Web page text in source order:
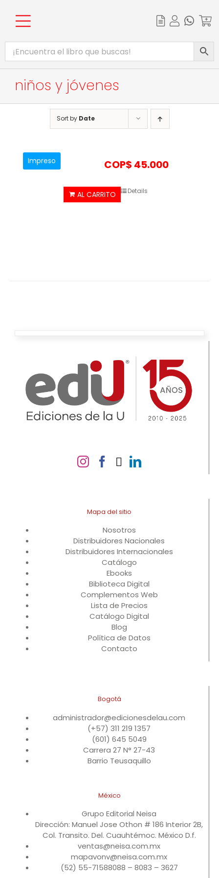
contentToggle
NavigationCATÁLOGO
EBOOKS
PROMOCIONES
COMPLEMENTOS WEB
niños y jóvenes
Sort by Date
Impreso COP$ 45.000
Details
Mapa del sitio
Nosotros
Distribuidores Nacionales
Distribuidores Internacionales
Catálogo
Ebooks
Biblioteca Digital
Complementos Web
Lista de Precios
Catálogo Digital
Blog
Política de Datos
Contacto
Bogotá
administrador@edicionesdelau.com
(+57) 311 219 1357
(601) 645 5049
Carrera 27 N° 27-43
Barrio Teusaquillo
México
Grupo Editorial Neisa
Dirección: Manuel Jose Othon # 186 Interior 2B,
Col. Transito. Del. Cuauhtémoc. México D.f.
ventas@neisa.com.mx
mapavonv@neisa.com.mx
(52) 55-71588088 – 8083 – 3627